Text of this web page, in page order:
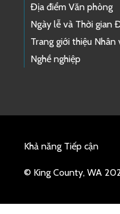
Địa điểm Văn phòng
Ngày lễ và Thời gian
Trang giới thiệu Nhân
Nghề nghiệp
Khả năng Tiếp cận
© King County, WA